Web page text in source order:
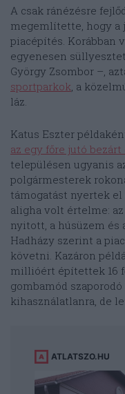
A csak ránézésre
megemlítette, hogy a
piacépítés. Korábban
egyenesen
György Zsombor –,
sportparkok, a
láz.
Katus Eszter
az egy főre jutó
településen ugyanis
polgármesterek
támogatást nyertek
aligha volt értelme:
nyitott, a húsüzem és
Hadházy szerint a
követni. Kazáron
millióért építettek 16
gombamód
kihasználatlanra, de